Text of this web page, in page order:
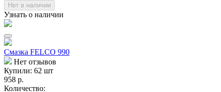
Нет в наличии
Узнать о наличии
Смазка FELCO 990
Нет отзывов
Купили: 62 шт
958 р.
Количество: